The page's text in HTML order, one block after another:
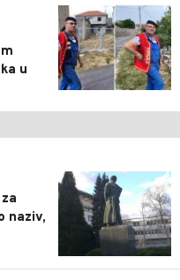
0
u
4
naziv,